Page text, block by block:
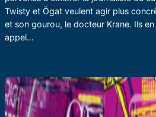
Twisty et Ögat veulent agir plus
et son gourou, le docteur Krane. Ils
appel…